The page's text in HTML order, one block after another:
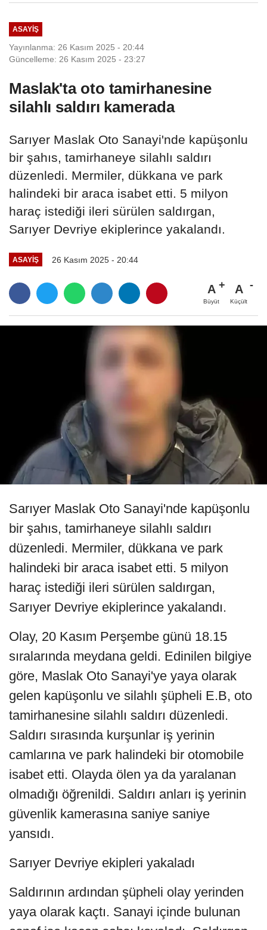
ASAYIŞ
Yayınlanma: 26 Kasım 2025 - 20:44
Güncelleme: 26 Kasım 2025 - 23:27
Maslak'ta oto tamirhanesine
silahlı saldırı kamerada
Sarıyer Maslak Oto Sanayi'nde kapüşonlu
bir şahıs, tamirhaneye silahlı saldırı
düzenledi. Mermiler, dükkana ve park
halindeki bir araca isabet etti. 5 milyon
haraç istediği ileri sürülen saldırgan,
Sarıyer Devriye ekiplerince yakalandı.
ASAYIŞ 26 Kasım 2025 - 20:44
A
Büyüt
A
Küçült
Sarıyer Maslak Oto Sanayi'nde kapüşonlu
bir şahıs, tamirhaneye silahlı saldırı
düzenledi. Mermiler, dükkana ve park
halindeki bir araca isabet etti. 5 milyon
haraç istediği ileri sürülen saldırgan,
Sarıyer Devriye ekiplerince yakalandı.
Olay, 20 Kasım Perşembe günü 18.15
sıralarında meydana geldi. Edinilen bilgiye
göre, Maslak Oto Sanayi'ye yaya olarak
gelen kapüşonlu ve silahlı şüpheli E.B, oto
tamirhanesine silahlı saldırı düzenledi.
Saldırı sırasında kurşunlar iş yerinin
camlarına ve park halindeki bir otomobile
isabet etti. Olayda ölen ya da yaralanan
olmadığı öğrenildi. Saldırı anları iş yerinin
güvenlik kamerasına saniye saniye
yansıdı.
Sarıyer Devriye ekipleri yakaladı
Saldırının ardından şüpheli olay yerinden
yaya olarak kaçtı. Sanayi içinde bulunan